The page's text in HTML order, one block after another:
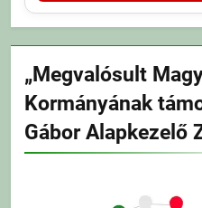
„Megvalósult
Kormányának
Gábor Alapkezelő